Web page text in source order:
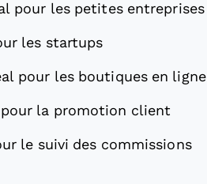
pour les petites entreprises
les startups
pour les boutiques en ligne
pour la promotion client
le suivi des commissions